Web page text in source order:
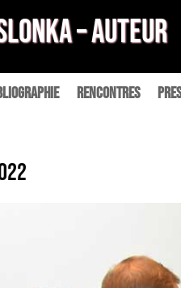
– Auteur
Rencontres